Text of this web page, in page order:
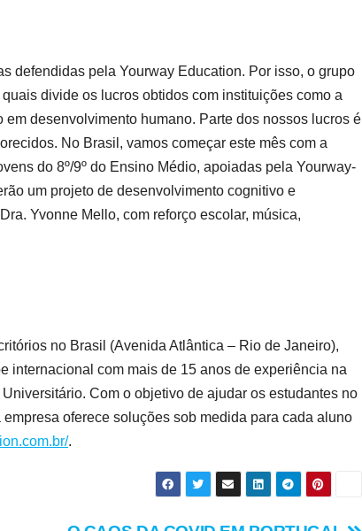
defendidas pela Yourway Education. Por isso, o grupo
divide os lucros obtidos com instituições como a
desenvolvimento humano. Parte dos nossos lucros é
No Brasil, vamos começar este mês com a
do 8º/9º do Ensino Médio, apoiadas pela Yourway-
um projeto de desenvolvimento cognitivo e
Yvonne Mello, com reforço escolar, música,
no Brasil (Avenida Atlântica – Rio de Janeiro),
internacional com mais de 15 anos de experiência na
Com o objetivo de ajudar os estudantes no
oferece soluções sob medida para cada aluno
.